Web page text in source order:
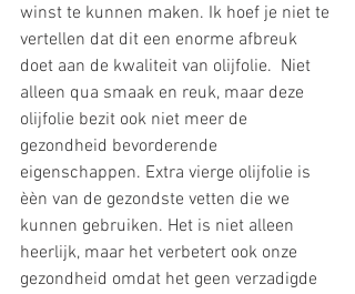
winst te kunnen maken. Ik hoef je niet te
vertellen dat dit een enorme afbreuk
doet aan de kwaliteit van olijfolie.  Niet
alleen qua smaak en reuk, maar deze
olijfolie bezit ook niet meer de
gezondheid bevorderende
eigenschappen. Extra vierge olijfolie is
èèn van de gezondste vetten die we
kunnen gebruiken. Het is niet alleen
heerlijk, maar het verbetert ook onze
gezondheid omdat het geen verzadigde